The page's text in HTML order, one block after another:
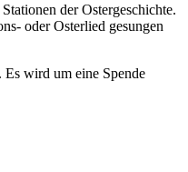
der Ostergeschichte.
oder Osterlied gesungen
wird um eine Spende